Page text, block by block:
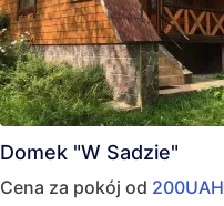
Domek "W Sadzie"
Cena za pokój od 200UAH